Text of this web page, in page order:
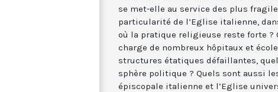
se met-elle au service des plus
particularité de l’Eglise italienne,
où la pratique religieuse reste forte ?
charge de nombreux hôpitaux et
structures étatiques défaillantes,
sphère politique ? Quels sont aussi
épiscopale italienne et l’Eglise